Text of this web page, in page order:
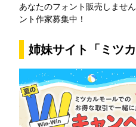
あなたのフォント販売しませ
ント作家募集中！
姉妹サイト「ミツ